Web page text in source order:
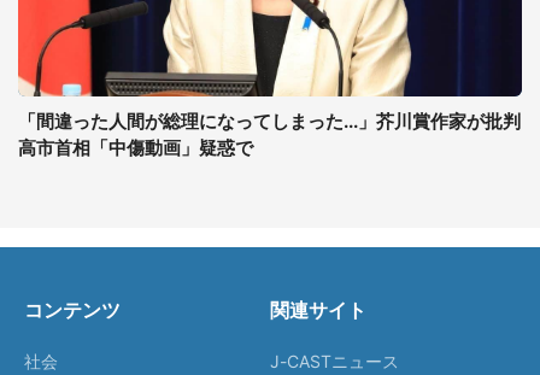
「間違った人間が総理になってしまった...」芥川賞作家が批判
高市首相「中傷動画」疑惑で
コンテンツ
社会
関連サイト
J-CASTニュース